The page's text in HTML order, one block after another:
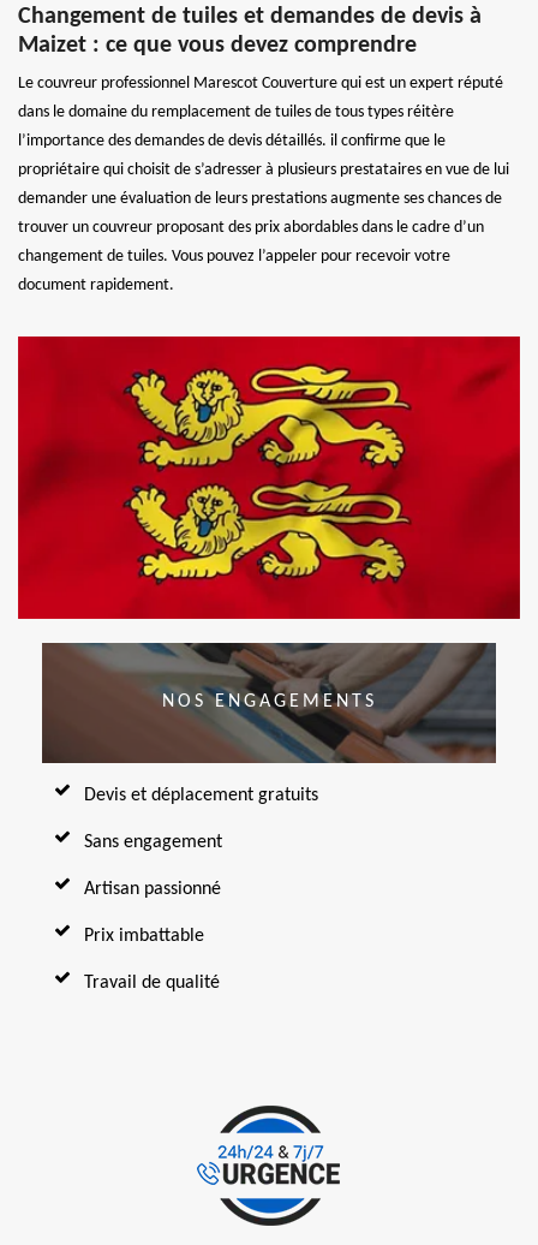
Changement de tuiles et demandes de devis à
Maizet : ce que vous devez comprendre
Le couvreur professionnel Marescot Couverture qui est un expert réputé
dans le domaine du remplacement de tuiles de tous types réitère
l’importance des demandes de devis détaillés. il confirme que le
propriétaire qui choisit de s’adresser à plusieurs prestataires en vue de lui
demander une évaluation de leurs prestations augmente ses chances de
trouver un couvreur proposant des prix abordables dans le cadre d’un
changement de tuiles. Vous pouvez l’appeler pour recevoir votre
document rapidement.
NOS ENGAGEMENTS
Devis et déplacement gratuits
Sans engagement
Artisan passionné
Prix imbattable
Travail de qualité